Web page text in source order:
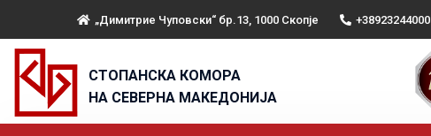
„Димитрие Чуповски“ бр.13, 1000 Скопје +38923244000
СТОПАНСКА КОМОРА
НА СЕВЕРНА МАКЕДОНИЈА